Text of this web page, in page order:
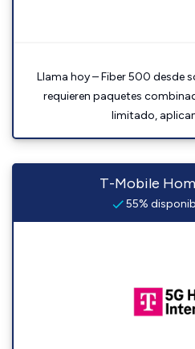
Llama hoy – Fiber 500 desde
requieren paquetes
limitado,
T-Mobile
55%